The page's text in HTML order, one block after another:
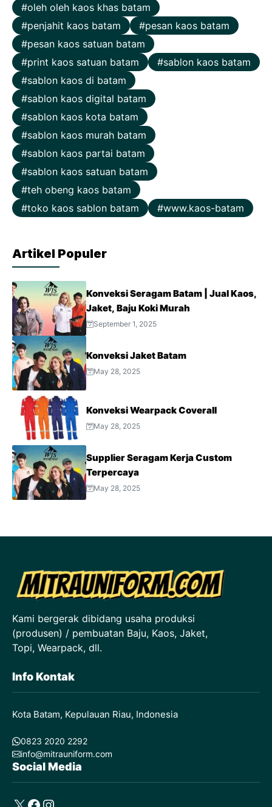
oleh oleh kaos khas batam
penjahit kaos batam
pesan kaos batam
pesan kaos satuan batam
print kaos satuan batam
sablon kaos batam
sablon kaos di batam
sablon kaos digital batam
sablon kaos kota batam
sablon kaos murah batam
sablon kaos partai batam
sablon kaos satuan batam
teh obeng kaos batam
toko kaos sablon batam
www.kaos-batam
Artikel Populer
Konveksi Seragam Batam | Jual Kaos,
Jaket, Baju Koki Murah
September 1, 2025
Konveksi Jaket Batam
May 28, 2025
Konveksi Wearpack Coverall
May 28, 2025
Supplier Seragam Kerja Custom
Terpercaya
May 28, 2025
Kami bergerak dibidang usaha produksi
(produsen) / pembuatan Baju, Kaos, Jaket,
Topi, Wearpack, dll.
Info Kontak
Kota Batam, Kepulauan Riau, Indonesia
0823 2020 2292
info@mitrauniform.com
Social Media